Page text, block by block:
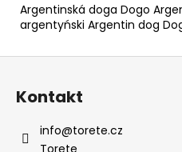
Argentinská doga Dogo
argentyński Argentin dog
Z
Kontakt
info@torete.cz
Torete